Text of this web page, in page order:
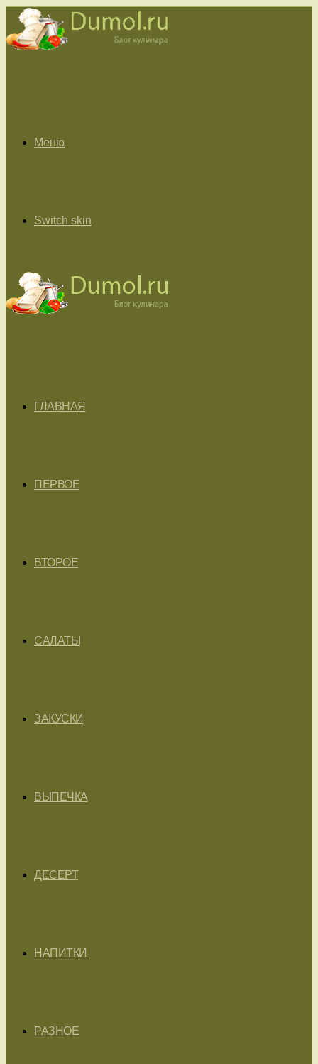
Меню
Switch skin
ГЛАВНАЯ
ПЕРВОЕ
ВТОРОЕ
САЛАТЫ
ЗАКУСКИ
ВЫПЕЧКА
ДЕСЕРТ
НАПИТКИ
РАЗНОЕ